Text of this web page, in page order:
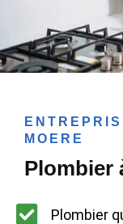
MOERE
Plombier
Plombier